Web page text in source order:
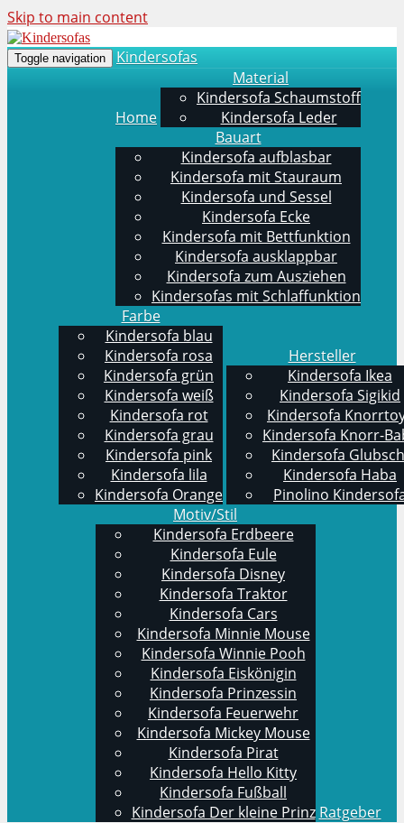
Skip to main content
Toggle navigation Kindersofas
Home
Material
Kindersofa Schaumstoff
Kindersofa Leder
Bauart
Kindersofa aufblasbar
Kindersofa mit Stauraum
Kindersofa und Sessel
Kindersofa Ecke
Kindersofa mit Bettfunktion
Kindersofa ausklappbar
Kindersofa zum Ausziehen
Kindersofas mit Schlaffunktion
Farbe
Kindersofa blau
Kindersofa rosa
Kindersofa grün
Kindersofa weiß
Kindersofa rot
Kindersofa grau
Kindersofa pink
Kindersofa lila
Kindersofa Orange
Hersteller
Kindersofa Ikea
Kindersofa Sigikid
Kindersofa
Kindersofa Knorr-
Kindersofa
Kindersofa Haba
Pinolino
Motiv/Stil
Kindersofa Erdbeere
Kindersofa Eule
Kindersofa Disney
Kindersofa Traktor
Kindersofa Cars
Kindersofa Minnie Mouse
Kindersofa Winnie Pooh
Kindersofa Eiskönigin
Kindersofa Prinzessin
Kindersofa Feuerwehr
Kindersofa Mickey Mouse
Kindersofa Pirat
Kindersofa Hello Kitty
Kindersofa Fußball
Kindersofa Der kleine Prinz Ratgeber